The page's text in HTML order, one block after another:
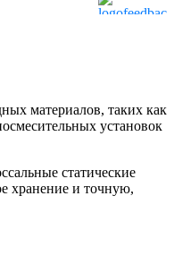
материалов, таких как
установок
статические
хранение и точную,